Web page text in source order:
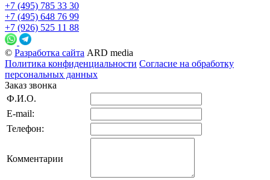
+7 (495) 785 33 30
+7 (495) 648 76 99
+7 (926) 525 11 88
© Разработка сайта ARD media
Политика конфиденциальности Согласие на обработку
персональных данных
Заказ звонка
Ф.И.О.
E-mail:
Телефон:
Комментарии